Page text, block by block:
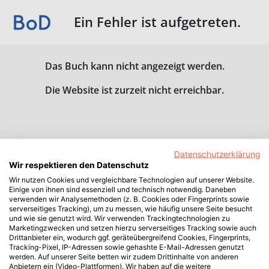
Ein Fehler ist aufgetreten.
Das Buch kann nicht angezeigt werden.
Die Website ist zurzeit nicht erreichbar.
Datenschutzerklärung
Wir respektieren den Datenschutz
Wir nutzen Cookies und vergleichbare Technologien auf unserer Website.
Einige von ihnen sind essenziell und technisch notwendig. Daneben
verwenden wir Analysemethoden (z. B. Cookies oder Fingerprints sowie
serverseitiges Tracking), um zu messen, wie häufig unsere Seite besucht
und wie sie genutzt wird. Wir verwenden Trackingtechnologien zu
Marketingzwecken und setzen hierzu serverseitiges Tracking sowie auch
Drittanbieter ein, wodurch ggf. geräteübergreifend Cookies, Fingerprints,
Tracking-Pixel, IP-Adressen sowie gehashte E-Mail-Adressen genutzt
werden. Auf unserer Seite betten wir zudem Drittinhalte von anderen
Anbietern ein (Video-Plattformen). Wir haben auf die weitere